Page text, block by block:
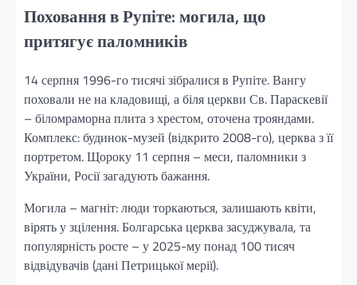
Поховання в Рупіте: могила, що
притягує паломників
14 серпня 1996-го тисячі зібралися в Рупіте. Вангу
поховали не на кладовищі, а біля церкви Св. Параскевії
– біломраморна плита з хрестом, оточена трояндами.
Комплекс: будинок-музей (відкрито 2008-го), церква з її
портретом. Щороку 11 серпня – меси, паломники з
України, Росії загадують бажання.
Могила – магніт: люди торкаються, залишають квіти,
вірять у зцілення. Болгарська церква засуджувала, та
популярність росте – у 2025-му понад 100 тисяч
відвідувачів (дані Петрицької мерії).